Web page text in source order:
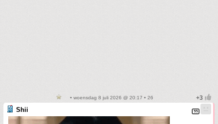
• woensdag 8 juli 2026 @ 20:17 • 26
Shii